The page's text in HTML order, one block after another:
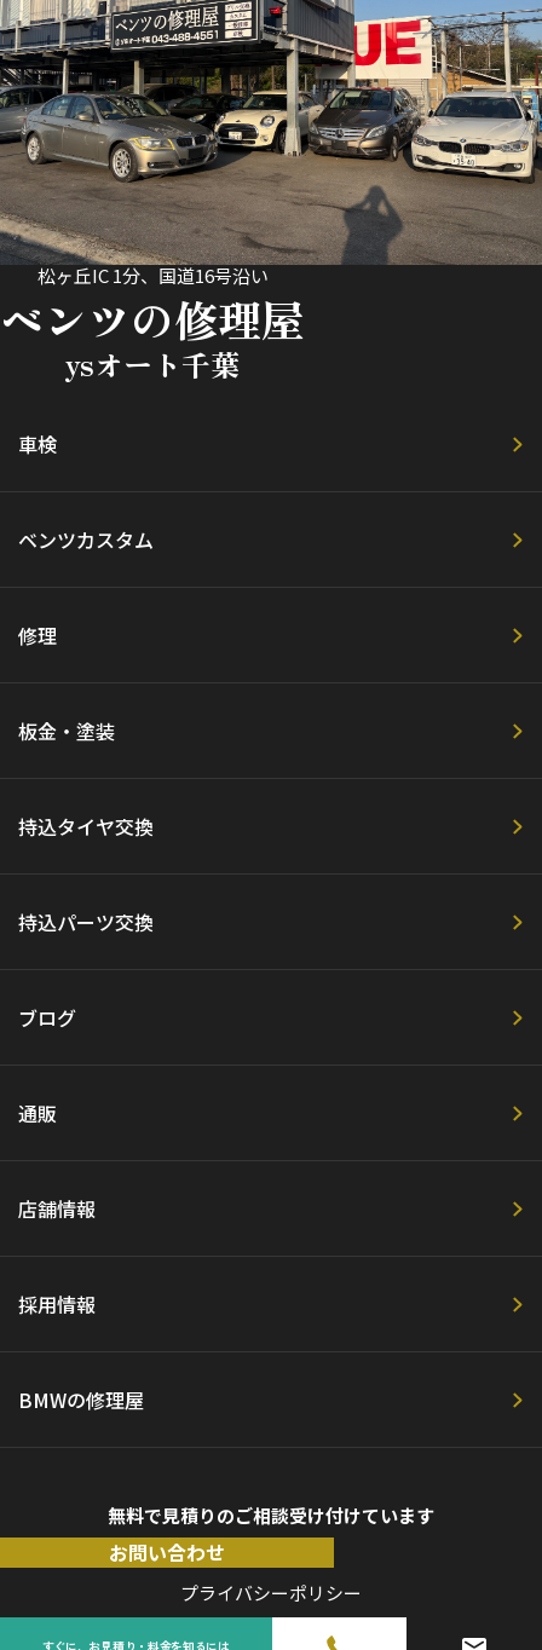
すぐに、お見積り・料金を知るには
松ヶ丘IC 1分、国道16号沿い
ベンツの修理屋
ysオート千葉
車検
ベンツカスタム
修理
板金・塗装
持込タイヤ交換
持込パーツ交換
ブログ
通販
店舗情報
採用情報
BMWの修理屋
無料で見積りのご相談受け付けています
お問い合わせ
プライバシーポリシー